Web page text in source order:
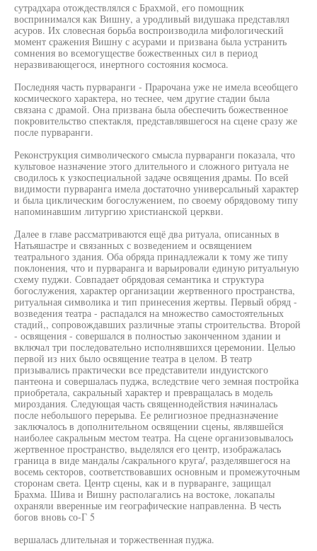
сутрадхара отождествлялся с Брахмой, его помощник
воспринимался как Вишну, а уродливый видушака представлял
асуров. Их словесная борьба воспроизводила мифологический
момент сражения Вишну с асурами и призвана была устранить
сомнения во всемогуществе божественных сил в период
неразвивающегося, инертного состояния космоса.
Последняя часть пурваранги - Прарочана уже не имела всеобщего
космического характера, но теснее, чем другие стадии была
связана с драмой. Она призвана была обеспечить божественное
покровительство спектакля, представлявшегося на сцене сразу же
после пурваранги.
Реконструкция символического смысла пурваранги показала, что
культовое назначение этого длительного и сложного ритуала не
сводилось к узкоспециальной задаче освящения драмы. По всей
видимости пурваранга имела достаточно универсальный характер
и была циклическим богослужением, по своему обрядовому типу
напоминавшим литургию христианской церкви.
Далее в главе рассматриваются ещё два ритуала, описанных в
Натьяшастре и связанных с возведением и освящением
театрального здания. Оба обряда принадлежали к тому же типу
поклонения, что и пурваранга и варьировали единую ритуальную
схему пуджи. Совпадает обрядовая семантика и структура
богослужения, характер организации жертвенного пространства,
ритуальная символика и тип принесения жертвы. Первый обряд -
возведения театра - распадался на множество самостоятельных
стадий,, сопровождавших различные этапы строительства. Второй
- освящения - совершался в полностью законченном здании и
включал три последовательно исполнявшихся церемонии. Целью
первой из них было освящение театра в целом. В театр
призывались практически все представители индуистского
пантеона и совершалась пуджа, вследствие чего земная постройка
приобретала, сакральный характер и превращалась в модель
мироздания. Следующая часть священнодействия начиналась
после небольшого перерыва. Ее религиозное предназначение
заключалось в дополнительном освящении сцены, являвшейся
наиболее сакральным местом театра. На сцене организовывалось
жертвенное пространство, выделялся его центр, изображалась
граница в виде мандалы /сакрального круга/, разделявшегося на
восемь секторов, соответствовавших основным и промежуточным
сторонам света. Центр сцены, как и в пурваранге, защищал
Брахма. Шива и Вишну располагались на востоке, локапалы
охраняли вверенные им географические направленна. В честь
богов вновь со-Г 5
вершалась длительная и торжественная пуджа.